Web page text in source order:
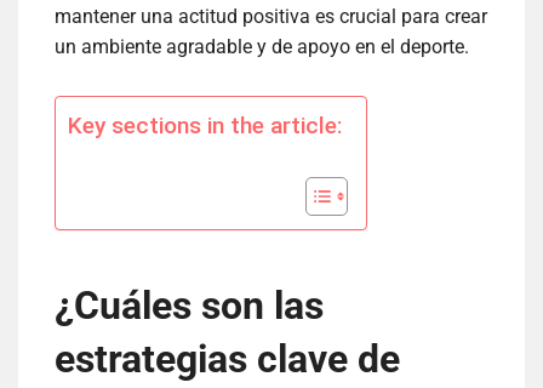
mantener una actitud positiva es crucial para crear
un ambiente agradable y de apoyo en el deporte.
Key sections in the article:
¿Cuáles son las
estrategias clave de